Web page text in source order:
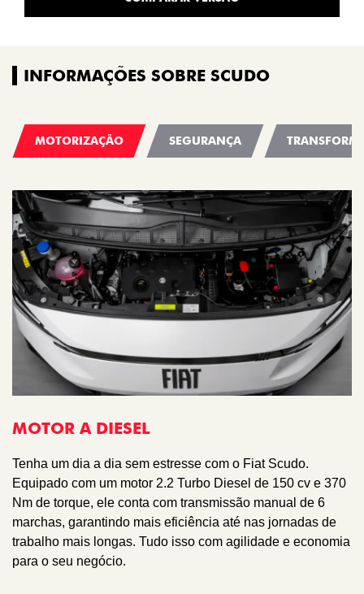
INFORMAÇÕES SOBRE SCUDO
MOTORIZAÇÃO SEGURANÇA
MOTOR A DIESEL
Tenha um dia a dia sem estresse com o Fiat Scudo.
Equipado com um motor 2.2 Turbo Diesel de 150 cv e 370
Nm de torque, ele conta com transmissão manual de 6
marchas, garantindo mais eficiência até nas jornadas de
trabalho mais longas. Tudo isso com agilidade e economia
para o seu negócio.